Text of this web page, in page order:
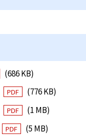
(686 KB)
PDF
(776 KB)
PDF
(1 MB)
PDF
(5 MB)